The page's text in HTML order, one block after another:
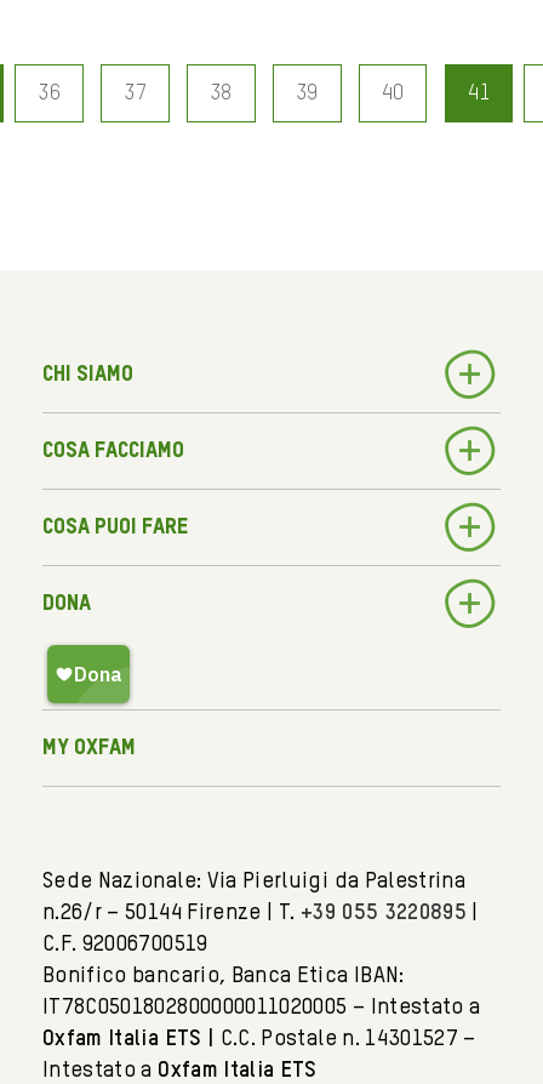
36 37 38 39 40 41
Chi siamo
Cosa facciamo
Cosa puoi fare
Dona
My Oxfam
Sede Nazionale: Via Pierluigi da Palestrina
n.26/r – 50144 Firenze | T. +39 055 3220895
C.F. 92006700519
Bonifico bancario, Banca Etica IBAN:
IT78C0501802800000011020005 – Intestato a
Oxfam Italia ETS | C.C. Postale n. 14301527 –
Intestato a Oxfam Italia ETS